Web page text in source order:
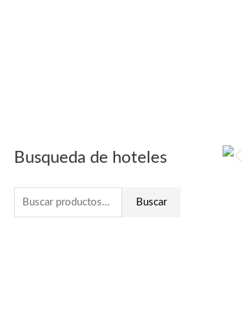
Busqueda de hoteles
Buscar
Buscar